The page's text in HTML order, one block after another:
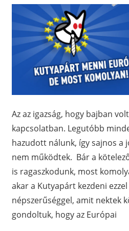
Az az igazság, hogy bajban
kapcsolatban. Legutóbb
hazudott nálunk, így sajnos a
nem működtek. Bár a
is ragaszkodunk, most
akar a Kutyapárt kezdeni
népszerűséggel, amit nektek
gondoltuk, hogy az Európai